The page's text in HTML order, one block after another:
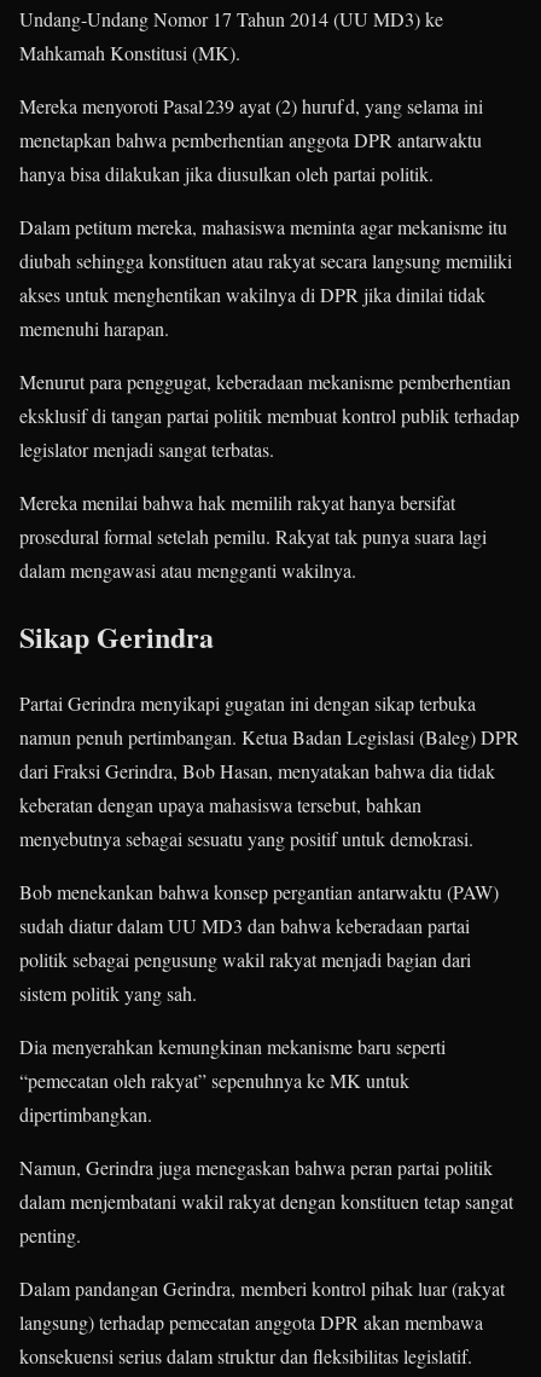
Undang‑Undang Nomor 17 Tahun 2014 (UU MD3) ke
Mahkamah Konstitusi (MK).
Mereka menyoroti Pasal 239 ayat (2) huruf d, yang selama ini
menetapkan bahwa pemberhentian anggota DPR antarwaktu
hanya bisa dilakukan jika diusulkan oleh partai politik.
Dalam petitum mereka, mahasiswa meminta agar mekanisme itu
diubah sehingga konstituen atau rakyat secara langsung memiliki
akses untuk menghentikan wakilnya di DPR jika dinilai tidak
memenuhi harapan.
Menurut para penggugat, keberadaan mekanisme pemberhentian
eksklusif di tangan partai politik membuat kontrol publik terhadap
legislator menjadi sangat terbatas.
Mereka menilai bahwa hak memilih rakyat hanya bersifat
prosedural formal setelah pemilu. Rakyat tak punya suara lagi
dalam mengawasi atau mengganti wakilnya.
Sikap Gerindra
Partai Gerindra menyikapi gugatan ini dengan sikap terbuka
namun penuh pertimbangan. Ketua Badan Legislasi (Baleg) DPR
dari Fraksi Gerindra, Bob Hasan, menyatakan bahwa dia tidak
keberatan dengan upaya mahasiswa tersebut, bahkan
menyebutnya sebagai sesuatu yang positif untuk demokrasi.
Bob menekankan bahwa konsep pergantian antarwaktu (PAW)
sudah diatur dalam UU MD3 dan bahwa keberadaan partai
politik sebagai pengusung wakil rakyat menjadi bagian dari
sistem politik yang sah.
Dia menyerahkan kemungkinan mekanisme baru seperti
“pemecatan oleh rakyat” sepenuhnya ke MK untuk
dipertimbangkan.
Namun, Gerindra juga menegaskan bahwa peran partai politik
dalam menjembatani wakil rakyat dengan konstituen tetap sangat
penting.
Dalam pandangan Gerindra, memberi kontrol pihak luar (rakyat
langsung) terhadap pemecatan anggota DPR akan membawa
konsekuensi serius dalam struktur dan fleksibilitas legislatif.